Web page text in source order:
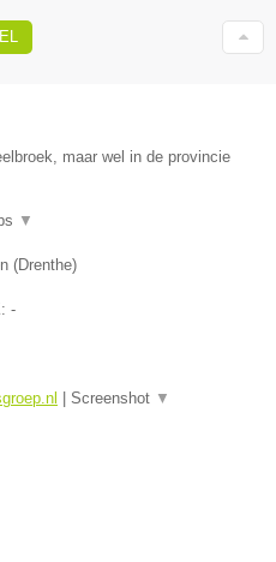
maar wel in de provincie
▼
(Drenthe)
-
| Screenshot ▼